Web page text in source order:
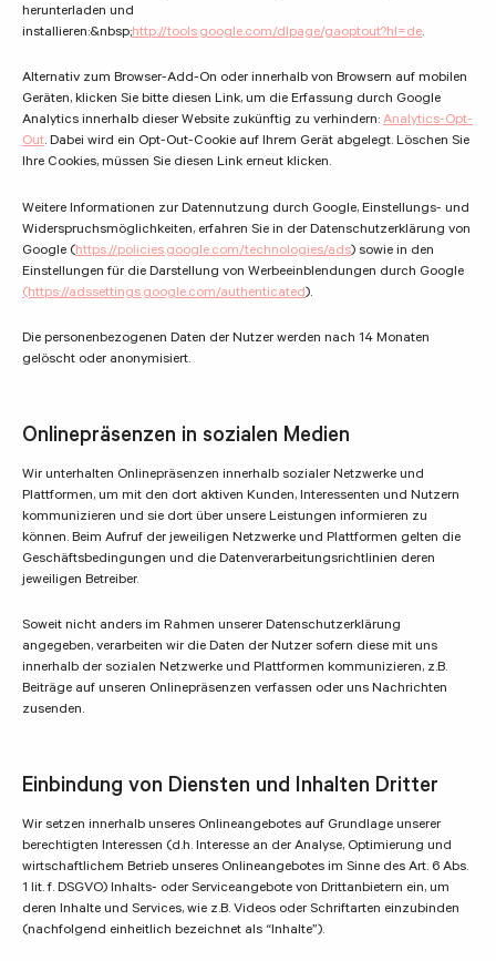
herunterladen und
installieren:&nbsp;http://tools.google.com/dlpage/gaoptout?hl=de.
Alternativ zum Browser-Add-On oder innerhalb von Browsern auf mobilen
Geräten, klicken Sie bitte diesen Link, um die Erfassung durch Google
Analytics innerhalb dieser Website zukünftig zu verhindern: Analytics-Opt-
Out. Dabei wird ein Opt-Out-Cookie auf Ihrem Gerät abgelegt. Löschen Sie
Ihre Cookies, müssen Sie diesen Link erneut klicken.
Weitere Informationen zur Datennutzung durch Google, Einstellungs- und
Widerspruchsmöglichkeiten, erfahren Sie in der Datenschutzerklärung von
Google (https://policies.google.com/technologies/ads) sowie in den
Einstellungen für die Darstellung von Werbeeinblendungen durch Google
(https://adssettings.google.com/authenticated).
Die personenbezogenen Daten der Nutzer werden nach 14 Monaten
gelöscht oder anonymisiert.
Onlinepräsenzen in sozialen Medien
Wir unterhalten Onlinepräsenzen innerhalb sozialer Netzwerke und
Plattformen, um mit den dort aktiven Kunden, Interessenten und Nutzern
kommunizieren und sie dort über unsere Leistungen informieren zu
können. Beim Aufruf der jeweiligen Netzwerke und Plattformen gelten die
Geschäftsbedingungen und die Datenverarbeitungsrichtlinien deren
jeweiligen Betreiber.
Soweit nicht anders im Rahmen unserer Datenschutzerklärung
angegeben, verarbeiten wir die Daten der Nutzer sofern diese mit uns
innerhalb der sozialen Netzwerke und Plattformen kommunizieren, z.B.
Beiträge auf unseren Onlinepräsenzen verfassen oder uns Nachrichten
zusenden.
Einbindung von Diensten und Inhalten Dritter
Wir setzen innerhalb unseres Onlineangebotes auf Grundlage unserer
berechtigten Interessen (d.h. Interesse an der Analyse, Optimierung und
wirtschaftlichem Betrieb unseres Onlineangebotes im Sinne des Art. 6 Abs.
1 lit. f. DSGVO) Inhalts- oder Serviceangebote von Drittanbietern ein, um
deren Inhalte und Services, wie z.B. Videos oder Schriftarten einzubinden
(nachfolgend einheitlich bezeichnet als “Inhalte”).